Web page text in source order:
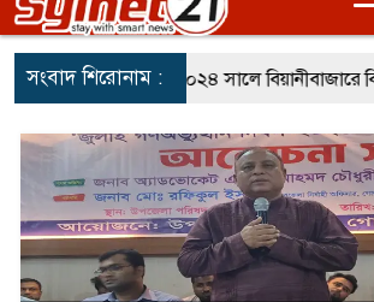
সংবাদ শিরোনাম :
বিয়ানীবাজারে বিজয় উল্লাস থেকে যেভাবে